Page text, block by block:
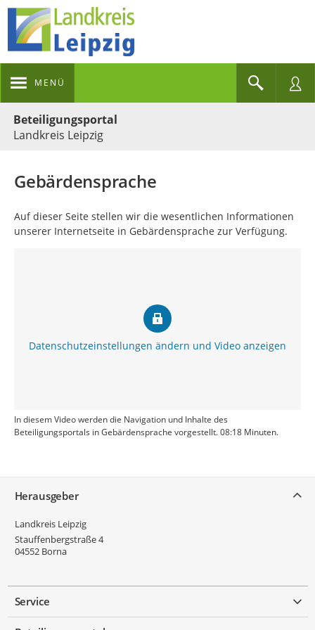
MENÜ
Beteiligungsportal
Landkreis Leipzig
Gebärdensprache
Auf dieser Seite stellen wir die wesentlichen Informationen
unserer Internetseite in Gebärdensprache zur Verfügung.
Datenschutzeinstellungen ändern und Video anzeigen
In diesem Video werden die Navigation und Inhalte des
Beteiligungsportals in Gebärdensprache vorgestellt. 08:18 Minuten.
Herausgeber
Landkreis Leipzig
Stauffenbergstraße 4
04552 Borna
Service